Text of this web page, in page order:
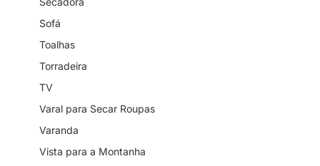
Sofá
Toalhas
Torradeira
TV
Varal para Secar Roupas
Varanda
Vista para a Montanha